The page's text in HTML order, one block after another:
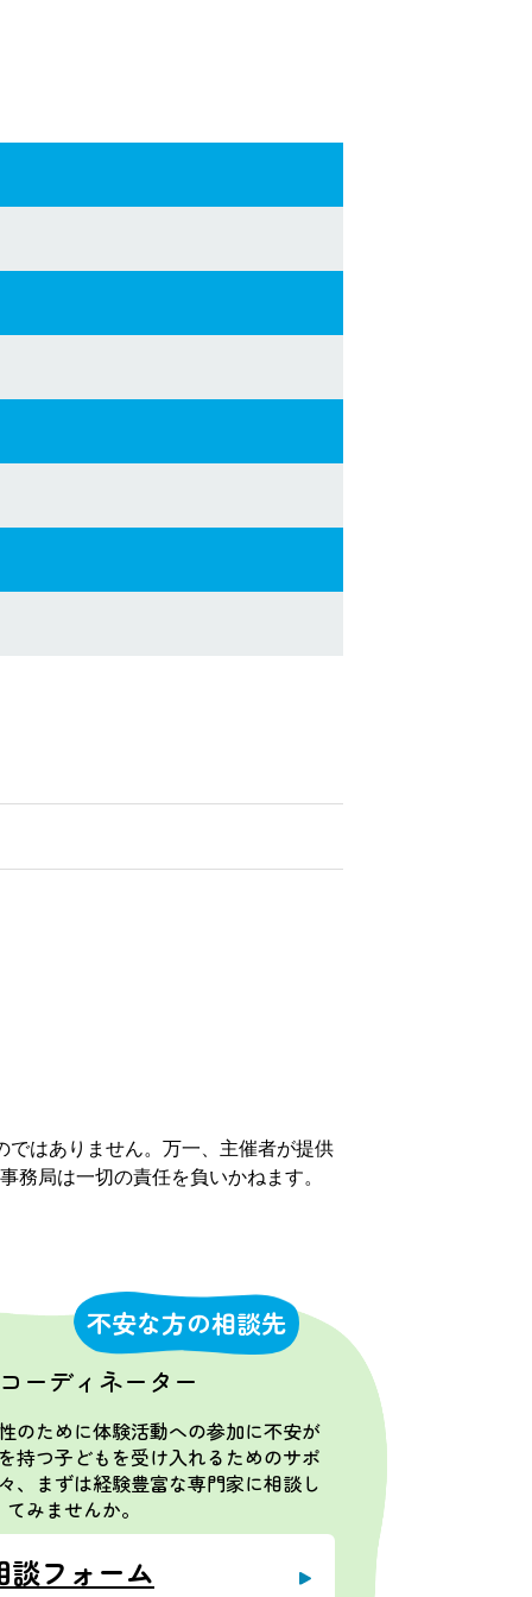
はありません。万一、主催者が提供
局は一切の責任を負いかねます。
不安な方の相談先
ーディネーター
のために体験活動への参加に不安が
持つ子どもを受け入れるためのサポ
、まずは経験豊富な専門家に相談し
てみませんか。
談フォーム